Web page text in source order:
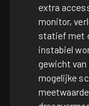
extra
monitor,
statief met
instabiel
gewicht
mogelijke